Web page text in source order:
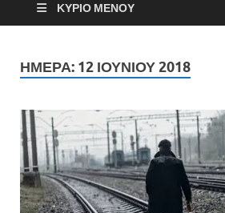
ΚΎΡΙΟ ΜΕΝΟΎ
ΗΜΈΡΑ: 12 ΙΟΥΝΊΟΥ 2018